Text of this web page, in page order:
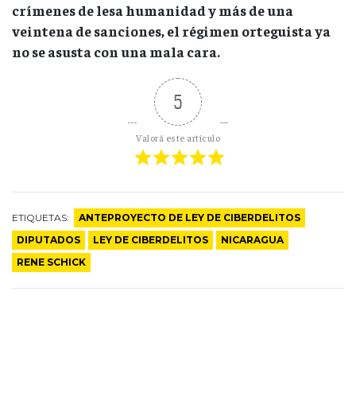
crímenes de lesa humanidad y más de una
veintena de sanciones, el régimen orteguista ya
no se asusta con una mala cara.
5
Valorá este artículo
ETIQUETAS:
ANTEPROYECTO DE LEY DE CIBERDELITOS
DIPUTADOS
LEY DE CIBERDELITOS
NICARAGUA
RENE SCHICK